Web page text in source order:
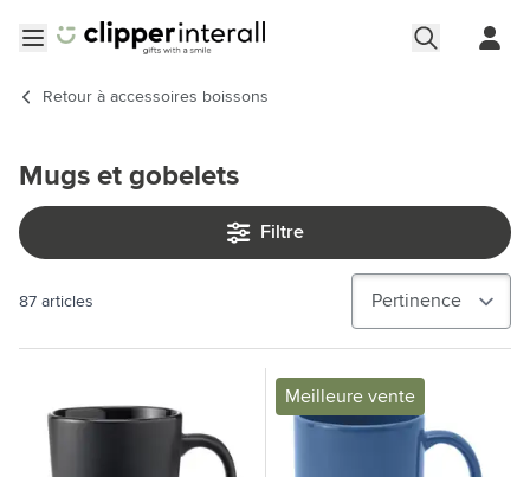
Retour à accessoires boissons
Mugs et gobelets
Filtre
87 articles
Meilleure vente